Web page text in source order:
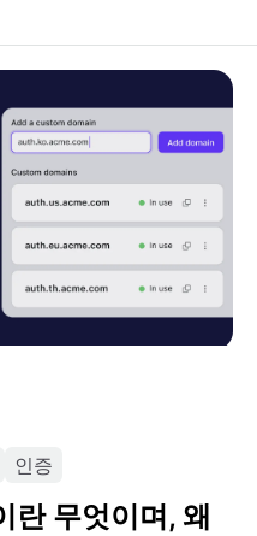
인증
란 무엇이며, 왜
며, 왜 여러 도메인이 중요